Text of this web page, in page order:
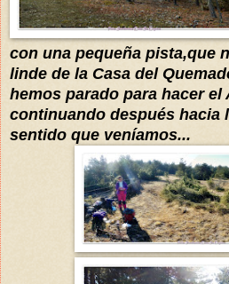
con una pequeña pista,que
linde de la Casa del
hemos parado para hacer el
continuando después hacia
sentido que veníamos...